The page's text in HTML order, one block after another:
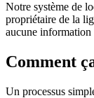
Notre système de
propriétaire de la
aucune information
Comment
Un processus